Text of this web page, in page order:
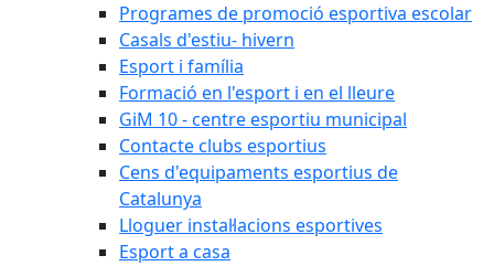
Programes de promoció esportiva escolar
Casals d'estiu- hivern
Esport i família
Formació en l'esport i en el lleure
GiM 10 - centre esportiu municipal
Contacte clubs esportius
Cens d'equipaments esportius de
Catalunya
Lloguer instal·lacions esportives
Esport a casa